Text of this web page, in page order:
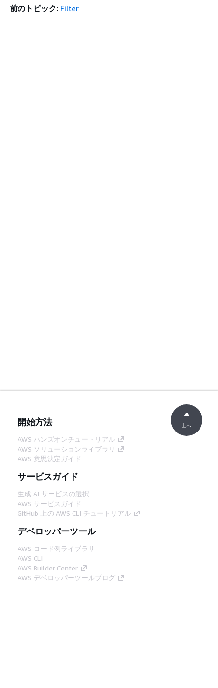
前のトピック: Filter
開始方法
AWS ハンズオンチュートリアル
AWS ソリューションライブラリ
AWS 意思決定ガイド
サービスガイド
生成 AI サービスの選択
AWS サービスガイド
GitHub 上の AWS CLI チュートリアル
デベロッパーツール
AWS コード例ライブラリ
AWS CLI
AWS Builder Center
AWS デベロッパーツールブログ
上へ